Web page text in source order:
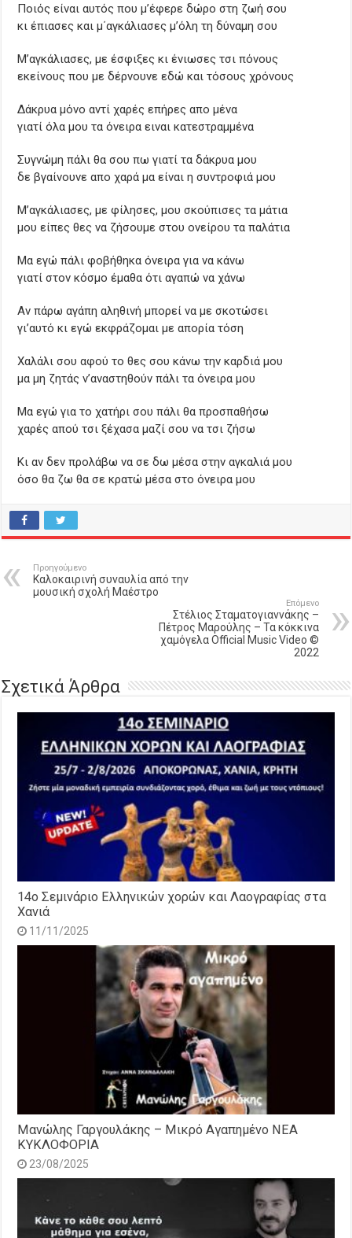
Ποιός είναι αυτός που μ’έφερε δώρο στη ζωή σου
κι έπιασες και μ΄αγκάλιασες μ’όλη τη δύναμη σου
Μ’αγκάλιασες, με έσφιξες κι ένιωσες τσι πόνους
εκείνους που με δέρνουνε εδώ και τόσους χρόνους
Δάκρυα μόνο αντί χαρές επήρες απο μένα
γιατί όλα μου τα όνειρα ειναι κατεστραμμένα
Συγνώμη πάλι θα σου πω γιατί τα δάκρυα μου
δε βγαίνουνε απο χαρά μα είναι η συντροφιά μου
Μ’αγκάλιασες, με φίλησες, μου σκούπισες τα μάτια
μου είπες θες να ζήσουμε στου ονείρου τα παλάτια
Μα εγώ πάλι φοβήθηκα όνειρα για να κάνω
γιατί στον κόσμο έμαθα ότι αγαπώ να χάνω
Αν πάρω αγάπη αληθινή μπορεί να με σκοτώσει
γι’αυτό κι εγώ εκφράζομαι με απορία τόση
Χαλάλι σου αφού το θες σου κάνω την καρδιά μου
μα μη ζητάς ν’αναστηθούν πάλι τα όνειρα μου
Μα εγώ για το χατήρι σου πάλι θα προσπαθήσω
χαρές απού τσι ξέχασα μαζί σου να τσι ζήσω
Κι αν δεν προλάβω να σε δω μέσα στην αγκαλιά μου
όσο θα ζω θα σε κρατώ μέσα στο όνειρα μου
Προηγούμενο
Καλοκαιρινή συναυλία από την
μουσική σχολή Μαέστρο
Επόμενο
Στέλιος Σταματογιαννάκης –
Πέτρος Μαρούλης – Τα κόκκινα
χαμόγελα Official Music Video ©
2022
Σχετικά Άρθρα
14o Σεμινάριο Ελληνικών χορών και Λαογραφίας στα
Χανιά
11/11/2025
Μανώλης Γαργουλάκης – Μικρό Αγαπημένο NEΑ
ΚΥΚΛΟΦΟΡΙΑ
23/08/2025